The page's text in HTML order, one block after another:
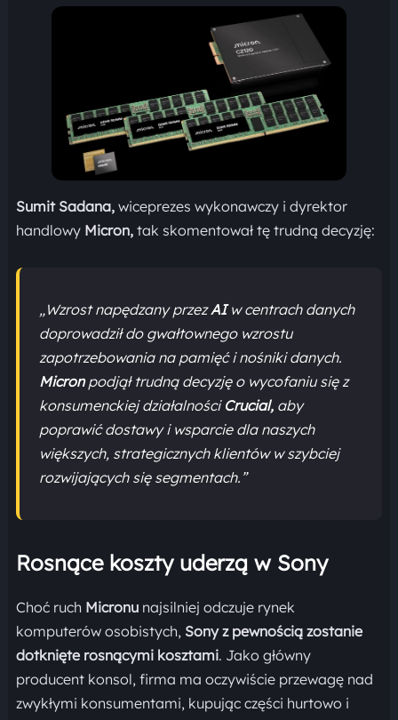
Sumit Sadana,wiceprezes wykonawczy i dyrektor
handlowy Micron, tak skomentował tę trudną decyzję:
„Wzrost napędzany przezAIw centrach danych
doprowadził do gwałtownego wzrostu
zapotrzebowania na pamięć i nośniki danych.
Micronpodjął trudną decyzję o wycofaniu się z
konsumenckiej działalności Crucial, aby
poprawić dostawy i wsparcie dla naszych
większych, strategicznych klientów w szybciej
rozwijających się segmentach.”
Rosnące koszty uderzą w Sony
Choć ruch Micronunajsilniej odczuje rynek
komputerów osobistych, Sony z pewnością zostanie
dotknięte rosnącymi kosztami. Jako główny
producent konsol, firma ma oczywiście przewagę nad
zwykłymi konsumentami, kupując części hurtowo i